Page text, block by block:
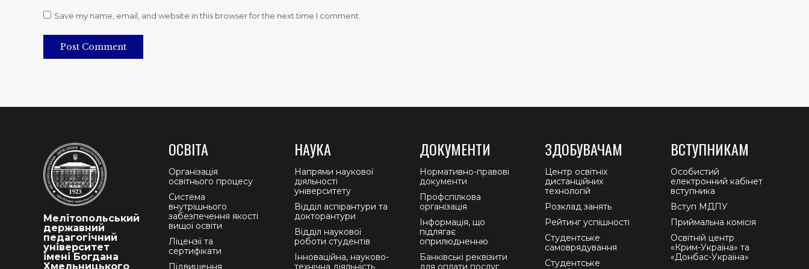
Save my name, email, and website in this browser for the next time I comment.
Post Comment
Мелітопольський
державний
педагогічний
університет
імені Богдана
Хмельницького
ОСВІТА
Організація
освітнього процесу
Система
внутрішнього
забезпечення якості
вищої освіти
Ліцензії та
сертифікати
Підвищення
НАУКА
Напрями наукової
діяльності
університету
Відділ аспірантури та
докторантури
Відділ наукової
роботи студентів
Інноваційна, науково-
технічна діяльність
ДОКУМЕНТИ
Нормативно-правові
документи
Профспілкова
організація
Інформація, що
підлягає
оприлюдненню
Банківські реквізити
для оплати послуг
ЗДОБУВАЧАМ
Центр освітніх
дистанційних
технологій
Розклад занять
Рейтинг успішності
Студентське
самоврядування
Студентське
ВСТУПНИКАМ
Особистий
електронний кабінет
вступника
Вступ МДПУ
Приймальна комісія
Освітній центр
«Крим-Україна» та
«Донбас-Україна»